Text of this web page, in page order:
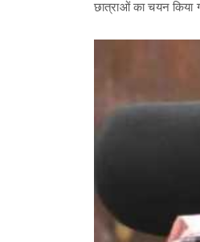
छात्राओं का चयन किया